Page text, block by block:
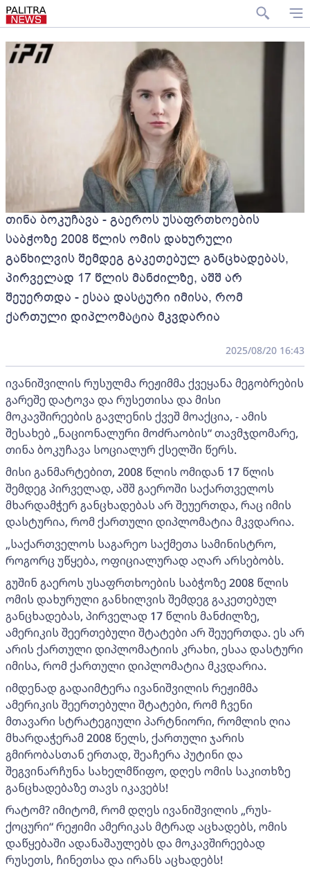
თინა ბოკუჩავა - გაეროს უსაფრთხოების
საბჭოზე 2008 წლის ომის დახურული
განხილვის შემდეგ გაკეთებულ განცხადებას,
პირველად 17 წლის მანძილზე, აშშ არ
შეუერთდა - ესაა დასტური იმისა, რომ
ქართული დიპლომატია მკვდარია
2025/08/20 16:43
ივანიშვილის რუსულმა რეჟიმმა ქვეყანა მეგობრების
გარეშე დატოვა და რუსეთისა და მისი
მოკავშირეების გავლენის ქვეშ მოაქცია, - ამის
შესახებ „ნაციონალური მოძრაობის“ თავმჯდომარე,
თინა ბოკუჩავა სოციალურ ქსელში წერს.
მისი განმარტებით, 2008 წლის ომიდან 17 წლის
შემდეგ პირველად, აშშ გაეროში საქართველოს
მხარდამჭერ განცხადებას არ შეუერთდა, რაც იმის
დასტურია, რომ ქართული დიპლომატია მკვდარია.
„საქართველოს საგარეო საქმეთა სამინისტრო,
როგორც უწყება, ოფიციალურად აღარ არსებობს.
გუშინ გაეროს უსაფრთხოების საბჭოზე 2008 წლის
ომის დახურული განხილვის შემდეგ გაკეთებულ
განცხადებას, პირველად 17 წლის მანძილზე,
ამერიკის შეერთებული შტატები არ შეუერთდა. ეს არ
არის ქართული დიპლომატიის კრახი, ესაა დასტური
იმისა, რომ ქართული დიპლომატია მკვდარია.
იმდენად გადაიმტერა ივანიშვილის რეჟიმმა
ამერიკის შეერთებული შტატები, რომ ჩვენი
მთავარი სტრატეგიული პარტნიორი, რომლის ღია
მხარდაჭერამ 2008 წელს, ქართული ჯარის
გმირობასთან ერთად, შეაჩერა პუტინი და
შეგვინარჩუნა სახელმწიფო, დღეს ომის საკითხზე
განცხადებაზე თავს იკავებს!
რატომ? იმიტომ, რომ დღეს ივანიშვილის „რუს-
ქოცური“ რეჟიმი ამერიკას მტრად აცხადებს, ომის
დაწყებაში ადანაშაულებს და მოკავშირეებად
რუსეთს, ჩინეთსა და ირანს აცხადებს!